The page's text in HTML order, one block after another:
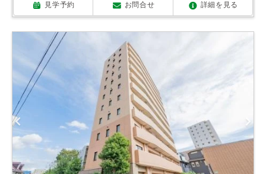
見学予約 お問合せ 詳細を見る